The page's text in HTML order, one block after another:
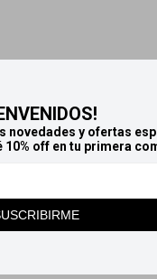
novedades y ofertas
10% off en tu primera